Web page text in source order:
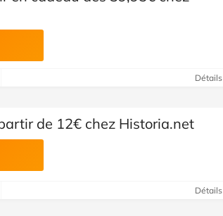
Détails
de 12€ chez Historia.net
Détails